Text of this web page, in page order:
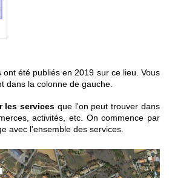
été publiés en 2019 sur ce lieu. Vous
dans la colonne de gauche.
les services que l'on peut trouver dans
activités, etc. On commence par
avec l'ensemble des services.